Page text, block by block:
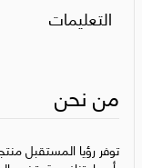
التعليمات
من نحن
توفر رؤيا المستقبل